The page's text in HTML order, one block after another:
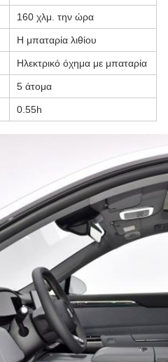
160 χλμ. την ώρα
Η μπαταρία λιθίου
Ηλεκτρικό όχημα με μπαταρία
5 άτομα
0.55h